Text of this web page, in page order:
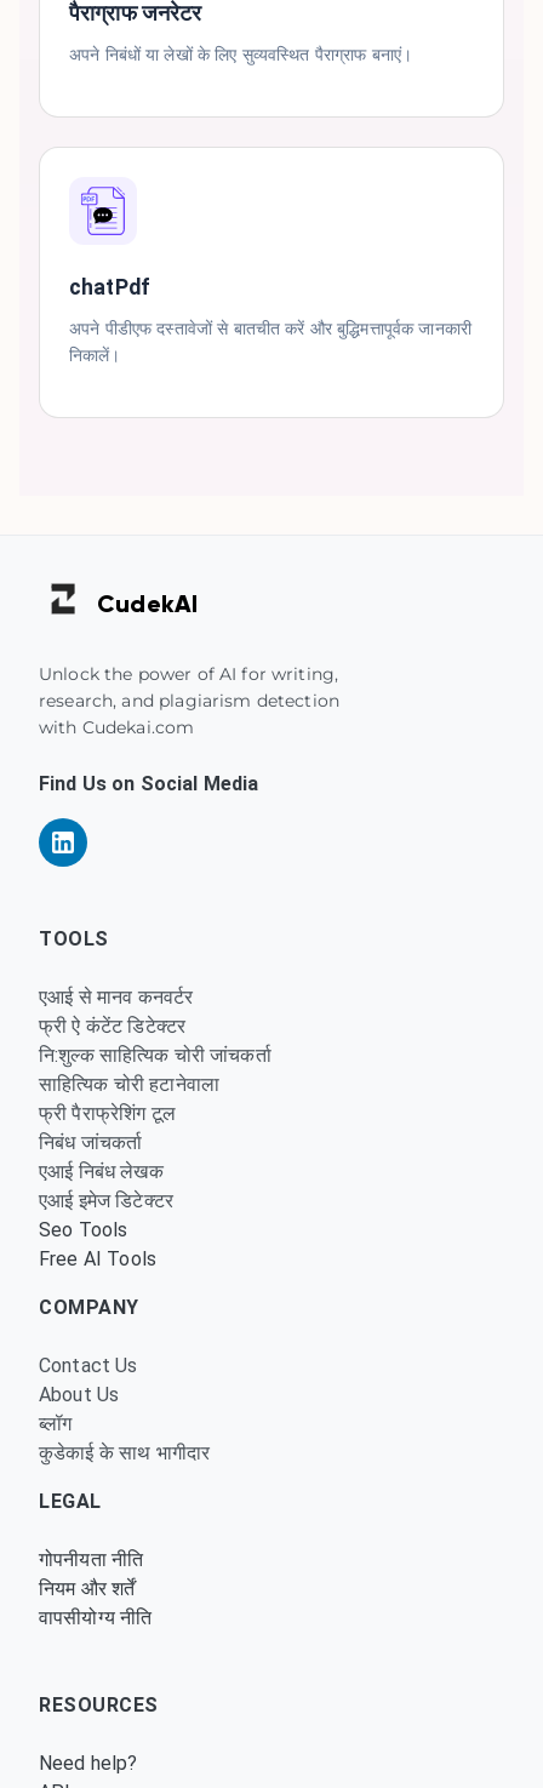
पैराग्राफ जनरेटर
अपने निबंधों या लेखों के लिए सुव्यवस्थित पैराग्राफ बनाएं।
chatPdf
अपने पीडीएफ दस्तावेजों से बातचीत करें और बुद्धिमत्तापूर्वक जानकारी
निकालें।
CudekAI
Unlock the power of AI for writing,
research, and plagiarism detection
with Cudekai.com
Find Us on Social Media
TOOLS
एआई से मानव कनवर्टर
फ्री ऐ कंटेंट डिटेक्टर
नि:शुल्क साहित्यिक चोरी जांचकर्ता
साहित्यिक चोरी हटानेवाला
फ्री पैराफ्रेशिंग टूल
निबंध जांचकर्ता
एआई निबंध लेखक
एआई इमेज डिटेक्टर
Seo Tools
Free AI Tools
COMPANY
Contact Us
About Us
ब्लॉग
कुडेकाई के साथ भागीदार
LEGAL
गोपनीयता नीति
नियम और शर्तें
वापसीयोग्य नीति
RESOURCES
Need help?